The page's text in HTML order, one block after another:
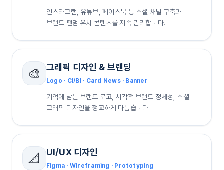
인스타그램, 유튜브, 페이스북 등 소셜 채널 구축과
브랜드 팬덤 유치 콘텐츠를 지속 관리합니다.
🎨 그래픽 디자인 & 브랜딩
Logo · CI/BI · Card News · Banner
기억에 남는 브랜드 로고, 시각적 브랜드 정체성, 소셜
그래픽 디자인을 정교하게 다듬습니다.
📐 UI/UX 디자인
Figma · Wireframing · Prototyping